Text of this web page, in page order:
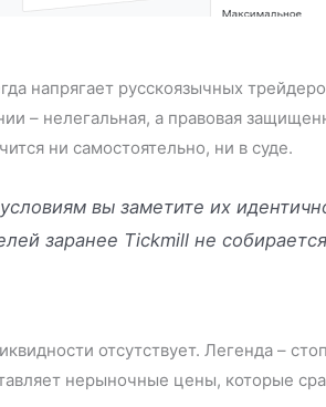
напрягает русскоязычных
– нелегальная, а правовая
ни самостоятельно, ни в суде.
вы заметите их
заранее Tickmill не
отсутствует. Легенда –
нерыночные цены, которые